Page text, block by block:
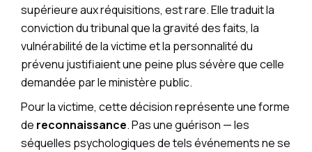
supérieure aux réquisitions, est rare. Elle traduit la
conviction du tribunal que la gravité des faits, la
vulnérabilité de la victime et la personnalité du
prévenu justifiaient une peine plus sévère que celle
demandée par le ministère public.
Pour la victime, cette décision représente une forme
de reconnaissance. Pas une guérison — les
séquelles psychologiques de tels événements ne se